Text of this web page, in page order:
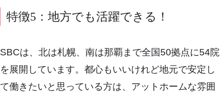
特徴5：地方でも活躍できる！
SBCは、北は札幌、南は那覇まで全国50拠点に54院
を展開しています。都心もいいけれど地元で安定し
て働きたいと思っている方は、アットホームな雰囲